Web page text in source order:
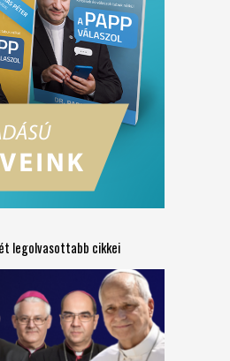
legolvasottabb cikkei